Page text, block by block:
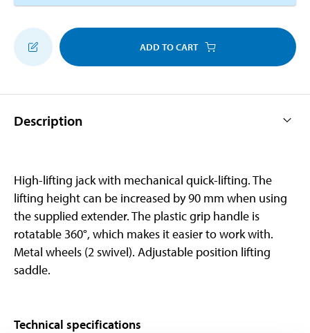
ADD TO CART
Description
High-lifting jack with mechanical quick-lifting. The
lifting height can be increased by 90 mm when using
the supplied extender. The plastic grip handle is
rotatable 360°, which makes it easier to work with.
Metal wheels (2 swivel). Adjustable position lifting
saddle.
Technical specifications